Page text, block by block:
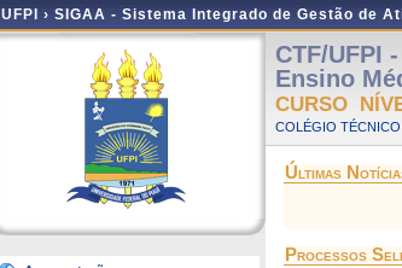
UFPI › SIGAA - Sistema Integrado de Gestão de
CTF/UFPI
Ensino
CURSO
COLÉGIO
Últimas
Processos